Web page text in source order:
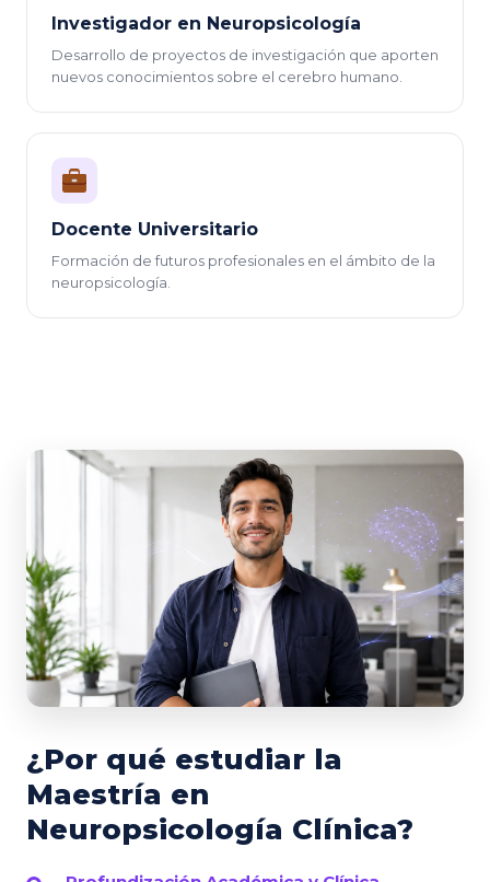
Investigador en Neuropsicología
Desarrollo de proyectos de investigación que aporten
nuevos conocimientos sobre el cerebro humano.
Docente Universitario
Formación de futuros profesionales en el ámbito de la
neuropsicología.
¿Por qué estudiar la
Maestría en
Neuropsicología Clínica?